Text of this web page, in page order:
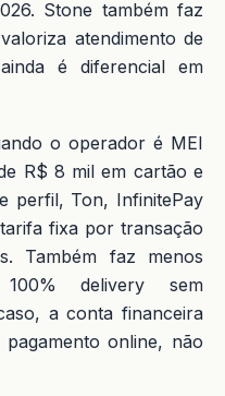
Stone também faz
atendimento de
é diferencial em
o operador é MEI
R$ 8 mil em cartão e
perfil, Ton, InfinitePay
fixa por transação
Também faz menos
delivery sem
a conta financeira
online, não